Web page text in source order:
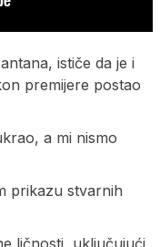
ističe da je i
premijere postao
a mi nismo
prikazu stvarnih